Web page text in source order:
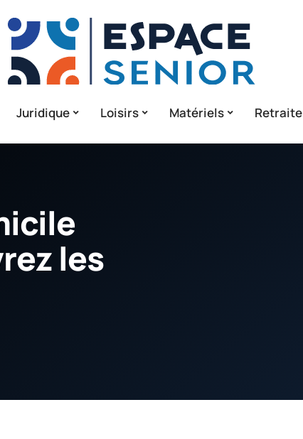
Juridique Loisirs Matériels Retraite
les